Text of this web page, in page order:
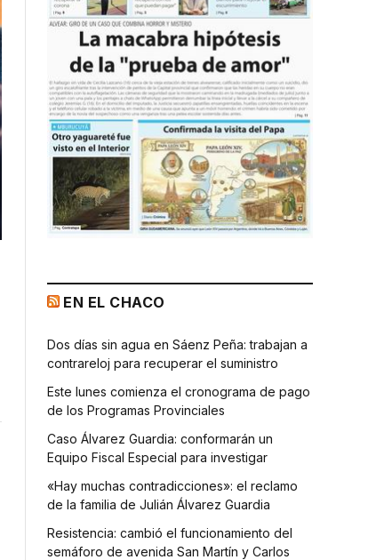
EN EL CHACO
Dos días sin agua en Sáenz Peña: trabajan a
contrareloj para recuperar el suministro
Este lunes comienza el cronograma de pago
de los Programas Provinciales
Caso Álvarez Guardia: conformarán un
Equipo Fiscal Especial para investigar
«Hay muchas contradicciones»: el reclamo
de la familia de Julián Álvarez Guardia
Resistencia: cambió el funcionamiento del
semáforo de avenida San Martín y Carlos